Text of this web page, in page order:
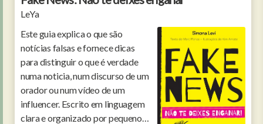
LeYa
Este guia explica o que são
notícias falsas e fornece dicas
para distinguir o que é verdade
numa noticia, num discurso de um
orador ou num vídeo de um
influencer. Escrito em linguagem
clara e organizado por pequenos